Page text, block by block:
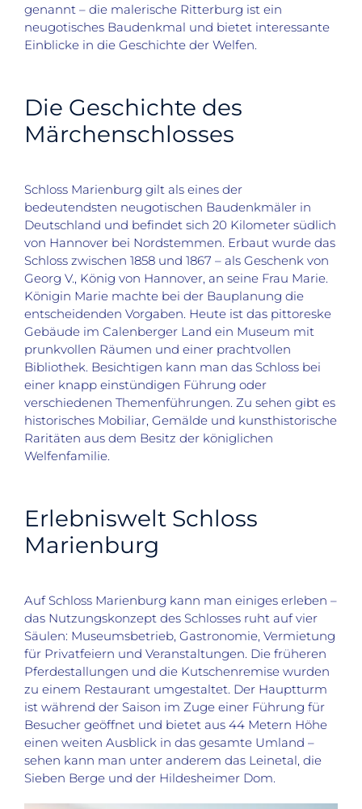
genannt – die malerische Ritterburg ist ein
neugotisches Baudenkmal und bietet interessante
Einblicke in die Geschichte der Welfen.
Die Geschichte des
Märchenschlosses
Schloss Marienburg gilt als eines der
bedeutendsten neugotischen Baudenkmäler in
Deutschland und befindet sich 20 Kilometer südlich
von Hannover bei Nordstemmen. Erbaut wurde das
Schloss zwischen 1858 und 1867 – als Geschenk von
Georg V., König von Hannover, an seine Frau Marie.
Königin Marie machte bei der Bauplanung die
entscheidenden Vorgaben. Heute ist das pittoreske
Gebäude im Calenberger Land ein Museum mit
prunkvollen Räumen und einer prachtvollen
Bibliothek. Besichtigen kann man das Schloss bei
einer knapp einstündigen Führung oder
verschiedenen Themenführungen. Zu sehen gibt es
historisches Mobiliar, Gemälde und kunsthistorische
Raritäten aus dem Besitz der königlichen
Welfenfamilie.
Erlebniswelt Schloss
Marienburg
Auf Schloss Marienburg kann man einiges erleben –
das Nutzungskonzept des Schlosses ruht auf vier
Säulen: Museumsbetrieb, Gastronomie, Vermietung
für Privatfeiern und Veranstaltungen. Die früheren
Pferdestallungen und die Kutschenremise wurden
zu einem Restaurant umgestaltet. Der Hauptturm
ist während der Saison im Zuge einer Führung für
Besucher geöffnet und bietet aus 44 Metern Höhe
einen weiten Ausblick in das gesamte Umland –
sehen kann man unter anderem das Leinetal, die
Sieben Berge und der Hildesheimer Dom.